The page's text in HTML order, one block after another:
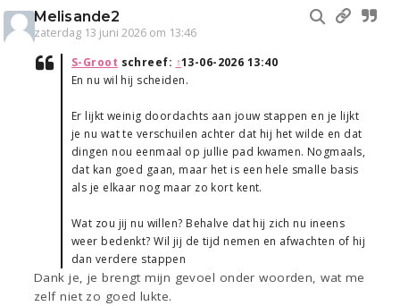
Melisande2
zaterdag 13 juni 2026 om 13:46
S-Groot schreef: ↑13-06-2026 13:40
En nu wil hij scheiden.
Er lijkt weinig doordachts aan jouw stappen en je lijkt
je nu wat te verschuilen achter dat hij het wilde en dat
dingen nou eenmaal op jullie pad kwamen. Nogmaals,
dat kan goed gaan, maar het is een hele smalle basis
als je elkaar nog maar zo kort kent.
Wat zou jij nu willen? Behalve dat hij zich nu ineens
weer bedenkt? Wil jij de tijd nemen en afwachten of hij
dan verdere stappen
Dank je, je brengt mijn gevoel onder woorden, wat me
zelf niet zo goed lukte.